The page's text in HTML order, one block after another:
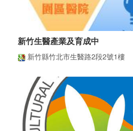
新竹生醫產業及育成中
新竹縣竹北市生醫路2段2號1樓